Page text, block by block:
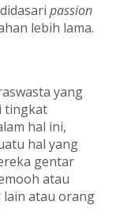
passion
lebih lama.
yang
tingkat
hal ini,
hal yang
gentar
atau
atau orang